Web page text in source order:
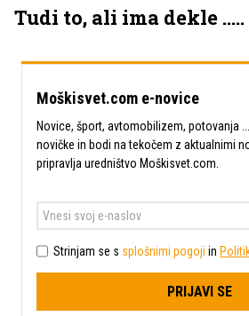
Tudi to, ali ima dekle .....
Moškisvet.com e-novice
Novice, šport, avtomobilizem, potovanja
novičke in bodi na tekočem z aktualnimi
pripravlja uredništvo Moškisvet.com.
Strinjam se s splošnimi pogoji in
PRIJAVI SE